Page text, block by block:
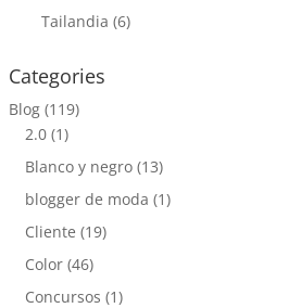
Tailandia (6)
Categories
Blog (119)
2.0 (1)
Blanco y negro (13)
blogger de moda (1)
Cliente (19)
Color (46)
Concursos (1)